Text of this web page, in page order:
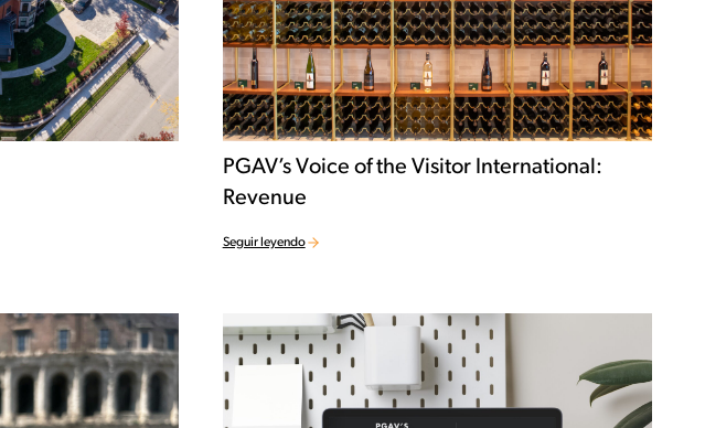
PGAV’s Voice of the Visitor International:
Revenue
Seguir leyendo